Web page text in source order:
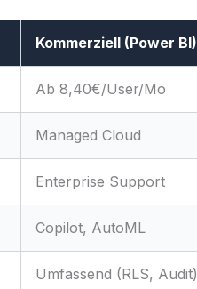
Kommerziell (Power BI)
Ab 8,40€/User/Mo
Managed Cloud
Enterprise Support
Copilot, AutoML
Umfassend (RLS, Audit)